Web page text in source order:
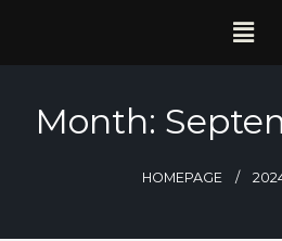
Month:
HOMEPAGE